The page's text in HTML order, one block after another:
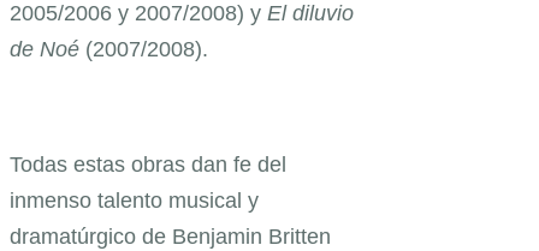
2005/2006 y 2007/2008) y El diluvio
de Noé (2007/2008).
Todas estas obras dan fe del
inmenso talento musical y
dramatúrgico de Benjamin Britten